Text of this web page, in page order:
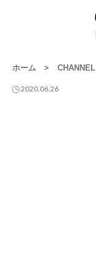
ホーム > CHANNEL
2020.06.26